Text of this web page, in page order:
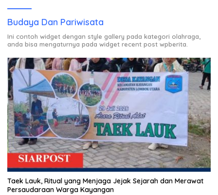
Budaya Dan Pariwisata
Ini contoh widget dengan style gallery pada kategori olahraga,
anda bisa mengaturnya pada widget recent post wpberita.
Taek Lauk, Ritual yang Menjaga Jejak Sejarah dan Merawat
Persaudaraan Warga Kayangan